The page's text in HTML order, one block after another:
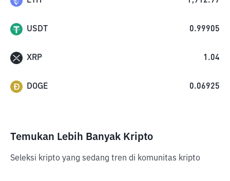
USDT 0.99905
XRP 1.04
DOGE 0.06925
Temukan Lebih Banyak Kripto
Seleksi kripto yang sedang tren di komunitas kripto